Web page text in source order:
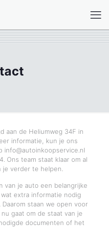
aan de Heliumweg 34F in
informatie, kun je ons
info@autoinkoopservice.nl
Ons team staat klaar om al
verder te helpen.
van je auto een belangrijke
extra informatie nodig
staan we open voor
gaat om de staat van je
documenten of het